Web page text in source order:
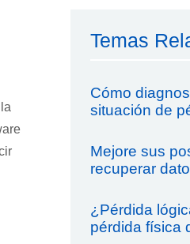
Temas
Cómo
situación de
Mejore sus
recuperar
¿Pérdida
pérdida física